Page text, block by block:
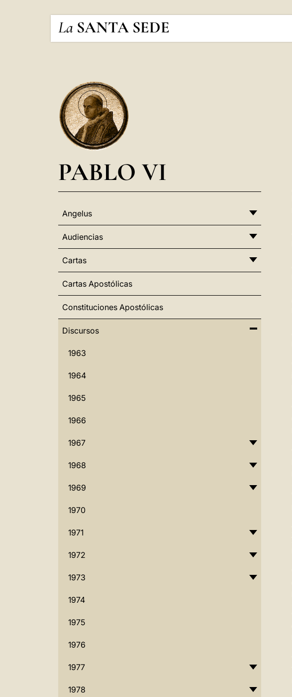
La SANTA SEDE
PABLO VI
Angelus
Audiencias
Cartas
Cartas Apostólicas
Constituciones Apostólicas
Discursos
1963
1964
1965
1966
1967
1968
1969
1970
1971
1972
1973
1974
1975
1976
1977
1978